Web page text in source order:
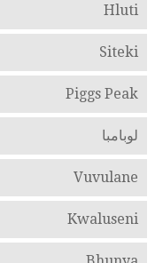
Hluti
Siteki
Piggs Peak
لوبامبا
Vuvulane
Kwaluseni